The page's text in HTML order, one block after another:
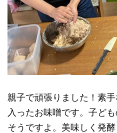
親子で頑張りました！素
入ったお味噌です。子ど
そうですよ。美味しく発